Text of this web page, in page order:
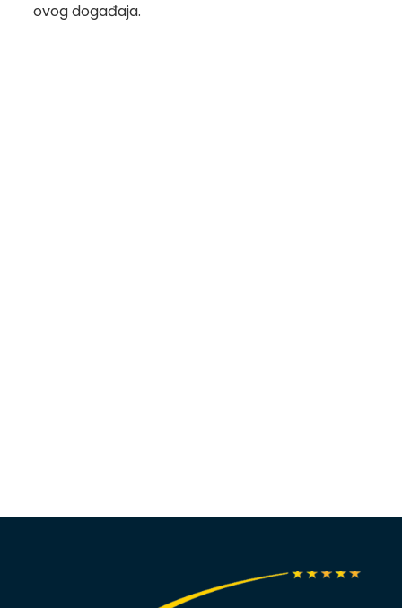
ovog događaja.